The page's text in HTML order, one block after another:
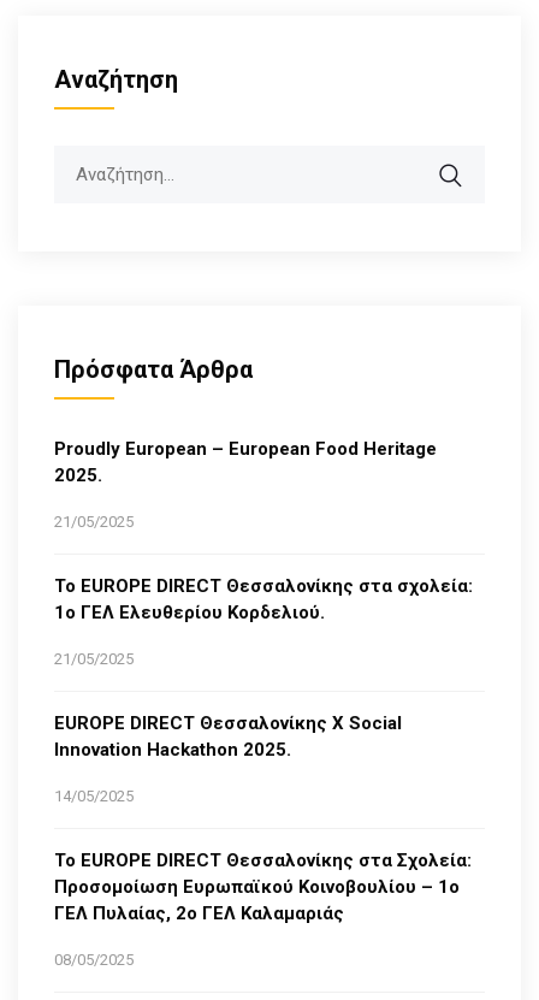
Αναζήτηση
Πρόσφατα Άρθρα
Proudly European – European Food Heritage
2025.
21/05/2025
Το EUROPE DIRECT Θεσσαλονίκης στα σχολεία:
1ο ΓΕΛ Ελευθερίου Κορδελιού.
21/05/2025
EUROPE DIRECT Θεσσαλονίκης Χ Social
Innovation Hackathon 2025.
14/05/2025
Το EUROPE DIRECT Θεσσαλονίκης στα Σχολεία:
Προσομοίωση Ευρωπαϊκού Κοινοβουλίου – 1ο
ΓΕΛ Πυλαίας, 2ο ΓΕΛ Καλαμαριάς
08/05/2025